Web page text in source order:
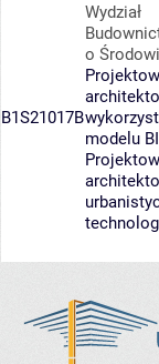
B1S21017B
Wydział
o
modelu